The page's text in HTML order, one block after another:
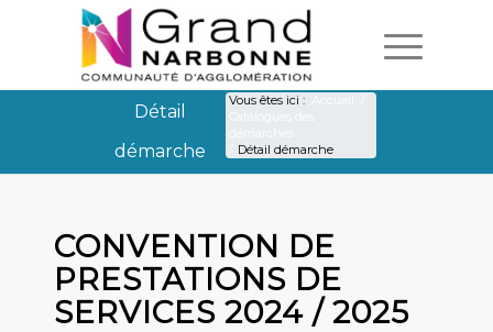
Détail
démarche
Vous êtes ici :
Détail démarche
Détail démarche
CONVENTION DE
PRESTATIONS DE
SERVICES 2024 / 2025